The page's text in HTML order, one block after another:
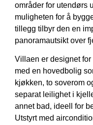
områder for utendørs
muligheten for å
tillegg tilbyr den en
panoramautsikt over
Villaen er designet
med en hovedbolig
kjøkken, to soverom
separat leilighet i
annet bad, ideell for
Utstyrt med